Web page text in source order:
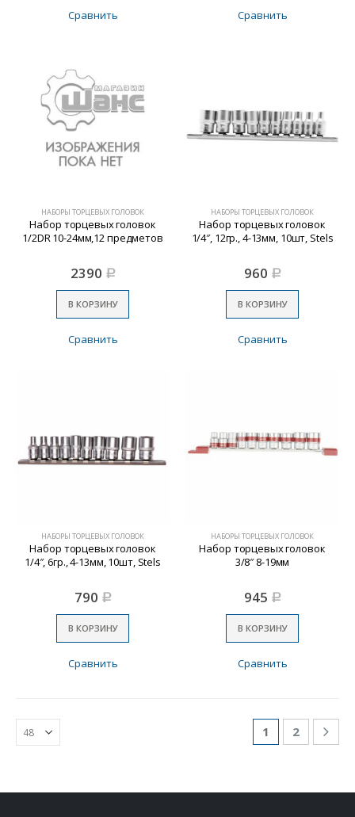
Сравнить Сравнить
НАБОРЫ ТОРЦЕВЫХ ГОЛОВОК
Набор торцевых головок
1/2DR 10-24мм,12 предметов
2390 Р
В КОРЗИНУ
Сравнить
НАБОРЫ ТОРЦЕВЫХ ГОЛОВОК
Набор торцевых головок
1/4″, 12гр., 4-13мм, 10шт, Stels
960 Р
В КОРЗИНУ
Сравнить
НАБОРЫ ТОРЦЕВЫХ ГОЛОВОК
Набор торцевых головок
1/4″, 6гр., 4-13мм, 10шт, Stels
790 Р
В КОРЗИНУ
Сравнить
НАБОРЫ ТОРЦЕВЫХ ГОЛОВОК
Набор торцевых головок
3/8″ 8-19мм
945 Р
В КОРЗИНУ
Сравнить
1 2